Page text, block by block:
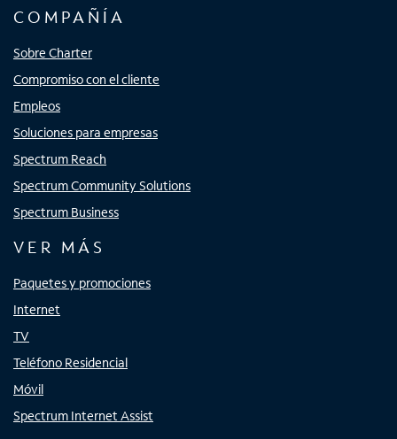
COMPAÑÍA
Sobre Charter
Compromiso con el cliente
Empleos
Soluciones para empresas
Spectrum Reach
Spectrum Community Solutions
Spectrum Business
VER MÁS
Paquetes y promociones
Internet
TV
Teléfono Residencial
Móvil
Spectrum Internet Assist